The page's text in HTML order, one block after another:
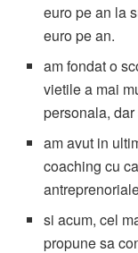
euro pe an la
euro pe an.
am fondat o
vietile a mai
personala,
am avut in
coaching cu
si acum, cel
propune sa